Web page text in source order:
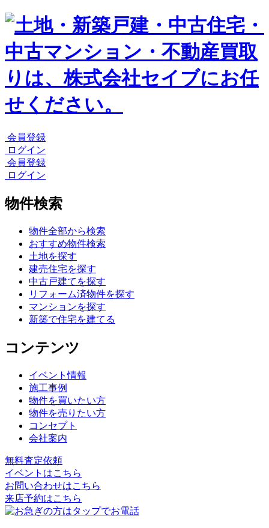
会員登録
ログイン
会員登録
ログイン
物件検索
物件全部から検索
おすすめ物件検索
土地を探す
建売住宅を探す
中古戸建てを探す
リフォーム済物件を探す
マンションを探す
新築で住宅を建てる
コンテンツ
イベント情報
施工事例
物件を買いたい方
物件を売りたい方
コンセプト
会社案内
無料査定依頼
イベントはこちら
お問い合わせはこちら
来店予約はこちら